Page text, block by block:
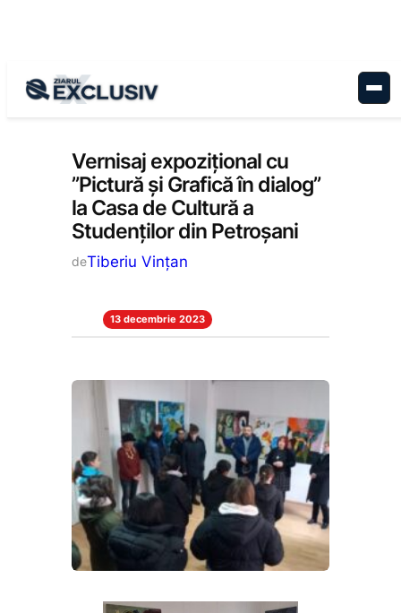
Cultură, Stiri la zi
Vernisaj expozițional cu
”Pictură și Grafică în dialog”
la Casa de Cultură a
Studenților din Petroșani
deTiberiu Vințan
13 decembrie 2023